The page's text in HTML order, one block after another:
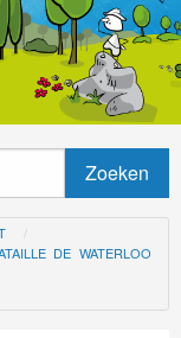
DE WATERLOO